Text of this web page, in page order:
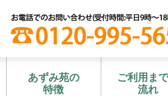
あずみ苑の
特徴
ご利用ま
流れ